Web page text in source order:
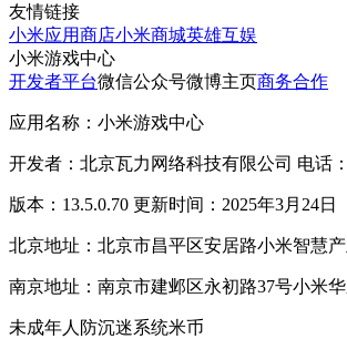
友情链接
小米应用商店小米商城英雄互娱
小米游戏中心
开发者平台微信公众号微博主页商务合作
应用名称：小米游戏中心
开发者：北京瓦力网络科技有限公司 电话
版本：13.5.0.70 更新时间：2025年3月24日
北京地址：北京市昌平区安居路小米智慧产
南京地址：南京市建邺区永初路37号小米
未成年人防沉迷系统米币